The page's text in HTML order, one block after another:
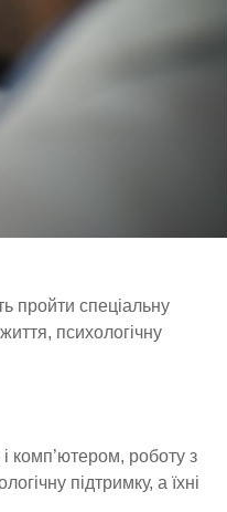
пройти спеціальну
психологічну
комп’ютером, роботу з
підтримку, а їхні